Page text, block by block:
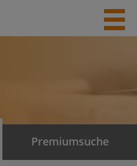
Premiumsuche